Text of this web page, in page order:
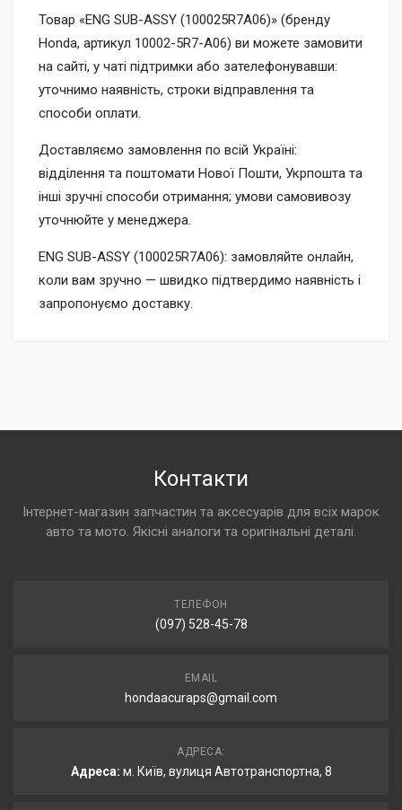
Товар «ENG SUB-ASSY (100025R7A06)» (бренду
Honda, артикул 10002-5R7-A06) ви можете замовити
на сайті, у чаті підтримки або зателефонувавши:
уточнимо наявність, строки відправлення та
способи оплати.
Доставляємо замовлення по всій Україні:
відділення та поштомати Нової Пошти, Укрпошта та
інші зручні способи отримання; умови самовивозу
уточнюйте у менеджера.
ENG SUB-ASSY (100025R7A06): замовляйте онлайн,
коли вам зручно — швидко підтвердимо наявність і
запропонуємо доставку.
Контакти
Інтернет-магазин запчастин та аксесуарів для всіх марок
авто та мото. Якісні аналоги та оригінальні деталі.
ТЕЛЕФОН
(097) 528-45-78
EMAIL
hondaacuraps@gmail.com
АДРЕСА:
Адреса: м. Київ, вулиця Автотранспортна, 8